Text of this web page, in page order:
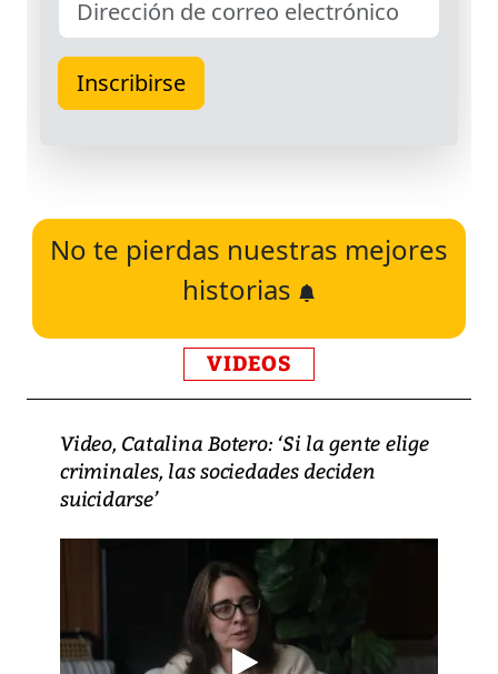
No te pierdas nuestras mejores
historias
VIDEOS
Video, Catalina Botero: ‘Si la gente elige
criminales, las sociedades deciden
suicidarse’